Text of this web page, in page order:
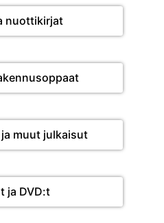
nuottikirjat
muut julkaisut
ja DVD:t